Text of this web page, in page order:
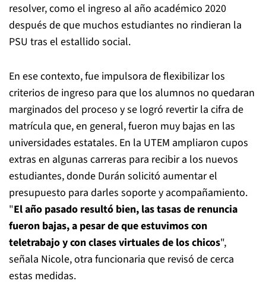
resolver, como el ingreso al año académico 2020
después de que muchos estudiantes no rindieran la
PSU tras el estallido social.
En ese contexto, fue impulsora de flexibilizar los
criterios de ingreso para que los alumnos no quedaran
marginados del proceso y se logró revertir la cifra de
matrícula que, en general, fueron muy bajas en las
universidades estatales. En la UTEM ampliaron cupos
extras en algunas carreras para recibir a los nuevos
estudiantes, donde Durán solicitó aumentar el
presupuesto para darles soporte y acompañamiento.
"El año pasado resultó bien, las tasas de renuncia
fueron bajas, a pesar de que estuvimos con
teletrabajo y con clases virtuales de los chicos",
señala Nicole, otra funcionaria que revisó de cerca
estas medidas.